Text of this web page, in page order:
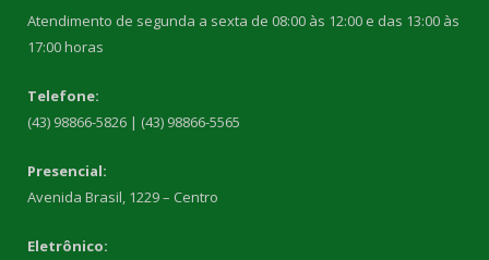
Atendimento de segunda a sexta de 08:00 às 12:00 e das 13:00 às
17:00 horas
Telefone:
(43) 98866-5826 | (43) 98866-5565
Presencial:
Avenida Brasil, 1229 – Centro
Eletrônico: